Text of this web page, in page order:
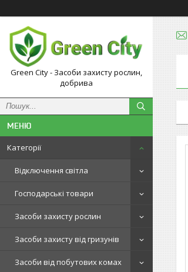
Green City - Засоби захисту рослин,
добрива
Категорії
Відключення світла
Господарські товари
Засоби захисту рослин
Засоби захисту від гризунів
Засоби від побутових комах